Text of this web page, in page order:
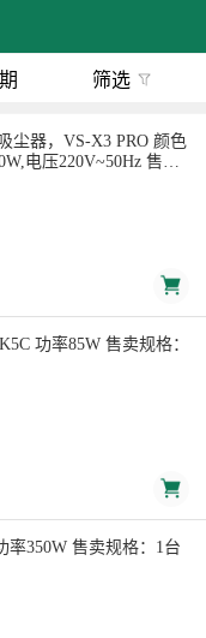
筛选
尘器，VS-X3 PRO 颜色
电压220V~50Hz 售卖
功率85W 售卖规格：
率350W 售卖规格：1台